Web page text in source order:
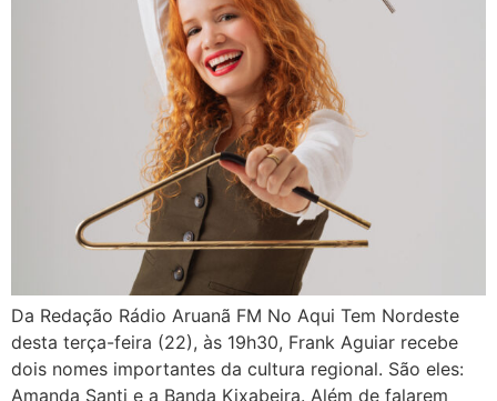
Da Redação Rádio Aruanã FM No Aqui Tem Nordeste
desta terça-feira (22), às 19h30, Frank Aguiar recebe
dois nomes importantes da cultura regional. São eles:
Amanda Santi e a Banda Kixabeira. Além de falarem